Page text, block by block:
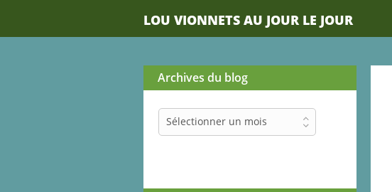
LOU VIONNETS AU JOUR LE JOUR
Archives du blog
Archives
du
Sélectionner un mois